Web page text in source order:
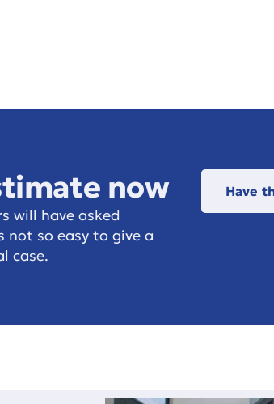
now
will have asked
not so easy to give a
case.
Have